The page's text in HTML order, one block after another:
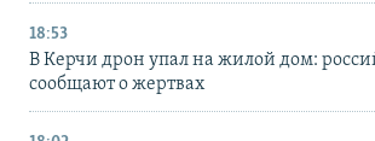
18:53
В Керчи дрон упал на жилой дом:
сообщают о жертвах